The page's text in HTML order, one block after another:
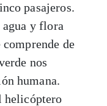
pasajeros.
y flora
de
nos
humana.
helicóptero